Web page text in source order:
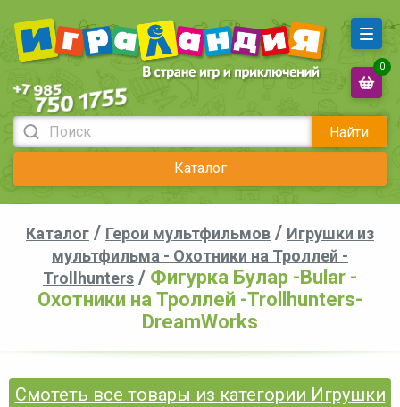
Найти
Каталог
0
Каталог / Герои мультфильмов / Игрушки из
мультфильма - Охотники на Троллей -
Trollhunters / Фигурка Булар -Bular -
Охотники на Троллей -Trollhunters-
DreamWorks
Смотеть все товары из категории Игрушки